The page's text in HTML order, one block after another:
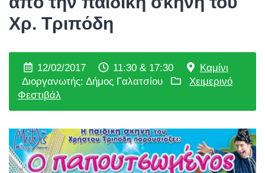
Χρ. Τριπόδη
12/02/2017 11:30 & 17:30
Καμίνι
Διοργανωτής: Δήμος Γαλατσίου
Χειμερινό
Φεστιβάλ